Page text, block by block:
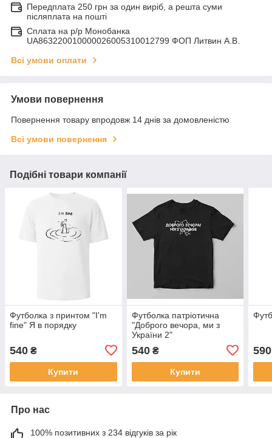
Передплата 250 грн за один виріб, а решта суми
післяплата на пошті
Сплата на р/р Монобанка
UA863220010000026005310012799 ФОП Литвин А.В.
Всі умови оплати
Умови повернення
Повернення товару впродовж 14 днів за домовленістю
Всі умови повернення
Подібні товари компанії
Футболка з принтом "I'm
fine" Я в порядку
540 ₴
Купити
Футболка патріотична
"Доброго вечора, ми з
України 2"
540₴
Купити
590
Про нас
100% позитивних з 234 відгуків за рік